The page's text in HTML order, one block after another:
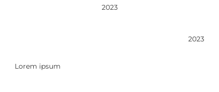
2023
2023
Lorem ipsum